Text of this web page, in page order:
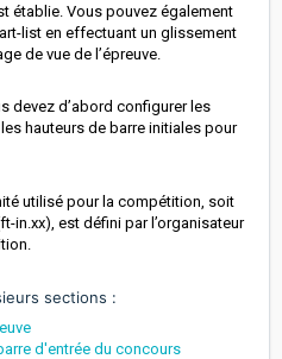
établie. Vous pouvez également
list en effectuant un glissement
de vue de l’épreuve.
devez d’abord configurer les
hauteurs de barre initiales pour
utilisé pour la compétition, soit
in.xx), est défini par l’organisateur
sections :
d'entrée du concours